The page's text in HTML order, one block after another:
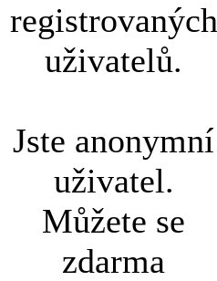
registrovaných
uživatelů.
Jste anonymní
uživatel.
Můžete se
zdarma